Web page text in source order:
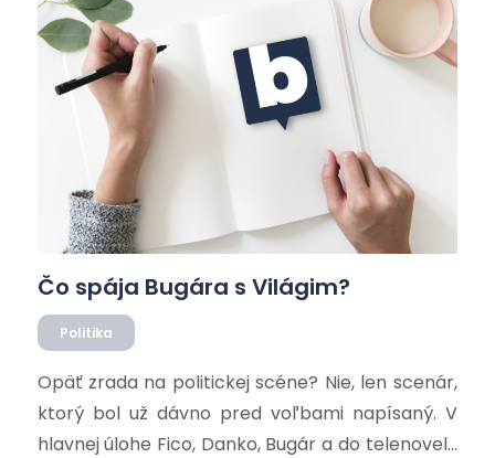
Politika
Čo spája Bugára s Világim?
Opäť zrada na politickej scéne? Nie, len scenár,
ktorý bol už dávno pred voľbami napísaný. V
hlavnej úlohe Fico, Danko, Bugár a do telenovely